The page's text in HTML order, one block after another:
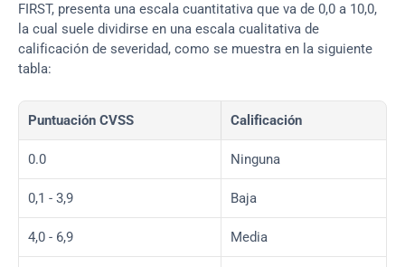
FIRST, presenta una escala cuantitativa que va de 0,0 a 10,0,
la cual suele dividirse en una escala cualitativa de
calificación de severidad, como se muestra en la siguiente
tabla:
Puntuación CVSS Calificación
0.0 Ninguna
0,1 - 3,9 Baja
4,0 - 6,9 Media